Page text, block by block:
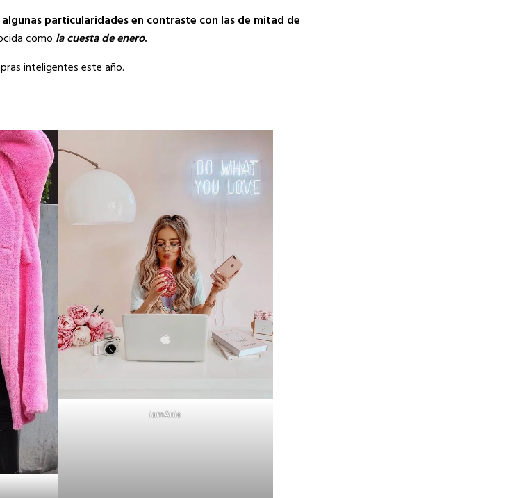
particularidades en contraste con las de mitad de
como la cuesta de enero.
inteligentes este año.
iamAnie